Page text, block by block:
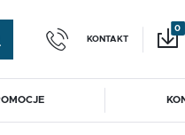
KONTAKT
+48
0